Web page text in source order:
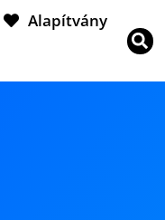
Alapítvány